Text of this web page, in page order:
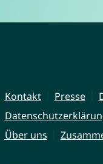
Kontakt Presse
Über uns